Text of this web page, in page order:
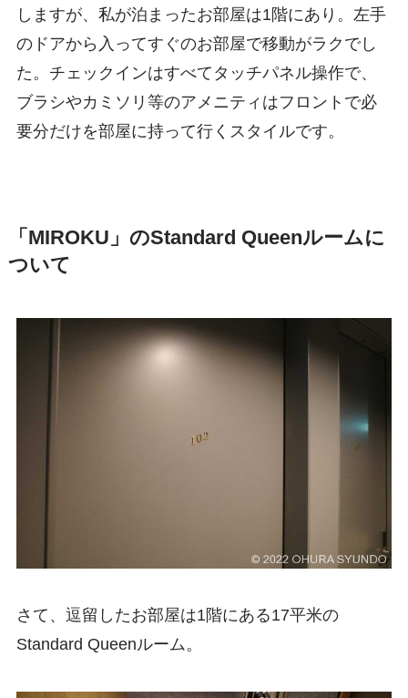
しますが、私が泊まったお部屋は1階にあり。左手
のドアから入ってすぐのお部屋で移動がラクでし
た。チェックインはすべてタッチパネル操作で、
ブラシやカミソリ等のアメニティはフロントで必
要分だけを部屋に持って行くスタイルです。
「MIROKU」のStandard Queenルームに
ついて
さて、逗留したお部屋は1階にある17平米の
Standard Queenルーム。